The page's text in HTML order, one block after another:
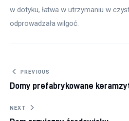
w dotyku, łatwa w utrzymaniu w
odprowadzała wilgoć.
Nawigacja wpisu
PREVIOUS
Domy prefabrykowane
NEXT